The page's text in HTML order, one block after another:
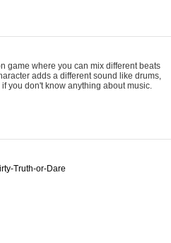
game where you can mix different beats
adds a different sound like drums,
you don't know anything about music.
Truth-or-Dare